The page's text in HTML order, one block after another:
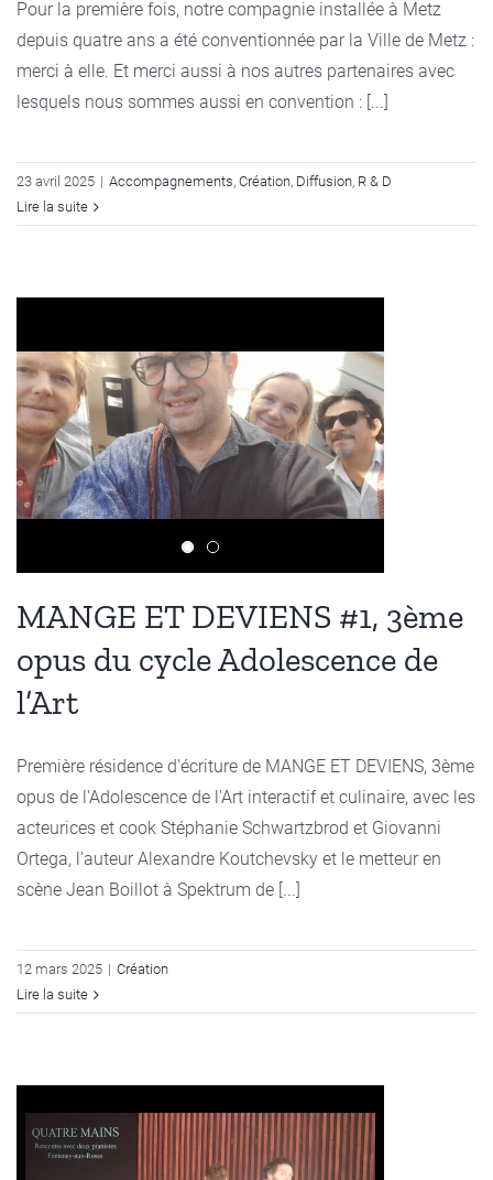
Pour la première fois, notre compagnie installée à Metz
depuis quatre ans a été conventionnée par la Ville de Metz :
merci à elle. Et merci aussi à nos autres partenaires avec
lesquels nous sommes aussi en convention : [...]
23 avril 2025 | Accompagnements, Création, Diffusion, R & D
Lire la suite
MANGE ET DEVIENS #1, 3ème
opus du cycle Adolescence de
l’Art
Première résidence d'écriture de MANGE ET DEVIENS, 3ème
opus de l'Adolescence de l'Art interactif et culinaire, avec les
acteurices et cook Stéphanie Schwartzbrod et Giovanni
Ortega, l'auteur Alexandre Koutchevsky et le metteur en
scène Jean Boillot à Spektrum de [...]
12 mars 2025 | Création
Lire la suite